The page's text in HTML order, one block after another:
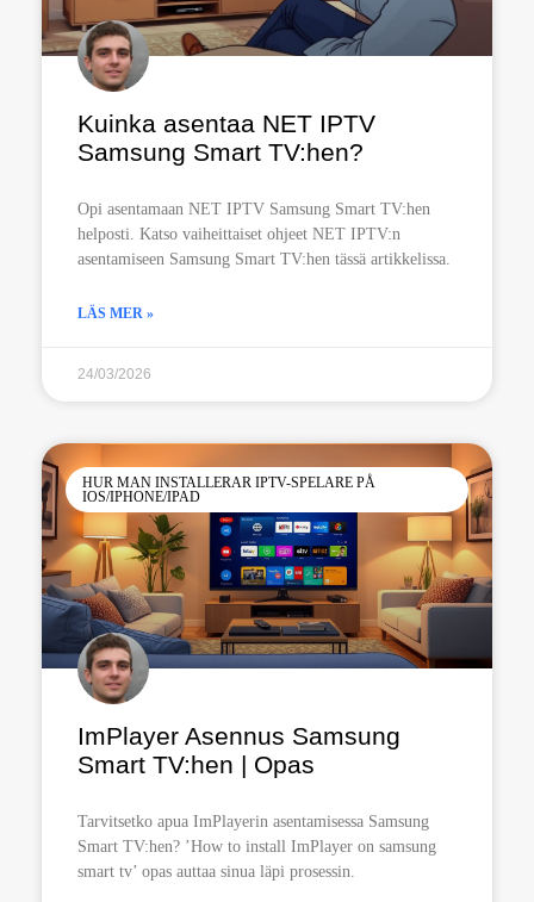
Kuinka asentaa NET IPTV
Samsung Smart TV:hen?
Opi asentamaan NET IPTV Samsung Smart TV:hen
helposti. Katso vaiheittaiset ohjeet NET IPTV:n
asentamiseen Samsung Smart TV:hen tässä artikkelissa.
LÄS MER »
24/03/2026
HUR MAN INSTALLERAR IPTV-SPELARE PÅ
IOS/IPHONE/IPAD
ImPlayer Asennus Samsung
Smart TV:hen | Opas
Tarvitsetko apua ImPlayerin asentamisessa Samsung
Smart TV:hen? ’How to install ImPlayer on samsung
smart tv’ opas auttaa sinua läpi prosessin.